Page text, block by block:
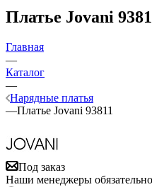
Платье Jovani
Главная
—
Каталог
—
Нарядные платья
—Платье Jovani 93811
Под заказ
Наши менеджеры обязательно